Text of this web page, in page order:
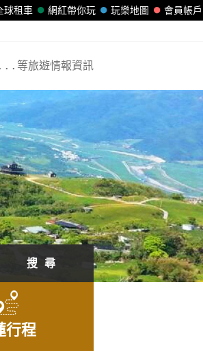
會員帳戶
玩樂地圖
網紅帶你玩
球租車
...等旅遊情報資訊
搜 尋
行程